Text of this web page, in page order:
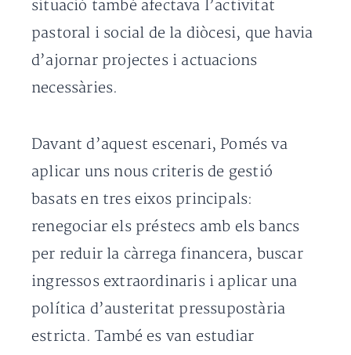
situació també afectava l’activitat
pastoral i social de la diòcesi, que havia
d’ajornar projectes i actuacions
necessàries.
Davant d’aquest escenari, Pomés va
aplicar uns nous criteris de gestió
basats en tres eixos principals:
renegociar els préstecs amb els bancs
per reduir la càrrega financera, buscar
ingressos extraordinaris i aplicar una
política d’austeritat pressupostària
estricta. També es van estudiar